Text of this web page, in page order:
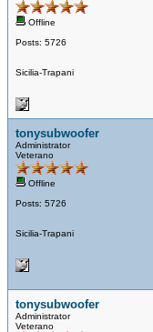
Offline
Posts: 5726
Sicilia-Trapani
tonysubwoofer
Administrator
Veterano
Offline
Posts: 5726
Sicilia-Trapani
tonysubwoofer
Administrator
Veterano